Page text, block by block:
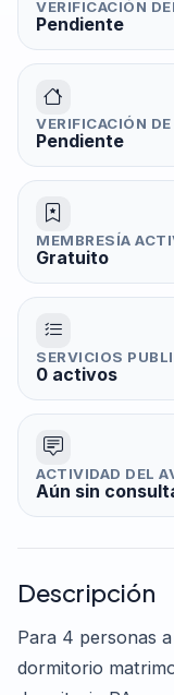
VERIFICACIÓN
Pendiente
VERIFICACIÓN
Pendiente
MEMBRESÍA
Gratuito
SERVICIOS
0 activos
ACTIVIDAD DEL
Aún sin
Descripción
Para 4 personas
dormitorio